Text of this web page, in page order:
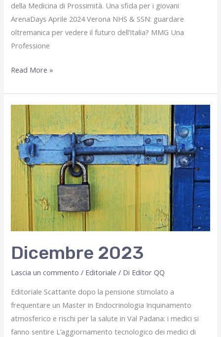
della Medicina di Prossimità. Una sfida per i giovani
ArenaDays Aprile 2024 Verona NHS & SSN: guardare
oltremanica per vedere il futuro dell’Italia? MMG Una
Professione
Agosto
Read More »
Dicembre 2023
Lascia un commento / Editoriale / Di Editor QQ
Editoriale Scattante dopo la pensione stimolato a
frequentare un Master in Endocrinologia Inquinamento
atmosferico e rischi per la salute in Val Padana: i medici si
fanno sentire L’aggiornamento tecnologico dei medici di